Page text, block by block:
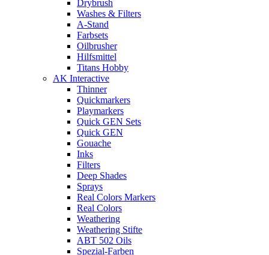
Drybrush
Washes & Filters
A-Stand
Farbsets
Oilbrusher
Hilfsmittel
Titans Hobby
AK Interactive
Thinner
Quickmarkers
Playmarkers
Quick GEN Sets
Quick GEN
Gouache
Inks
Filters
Deep Shades
Sprays
Real Colors Markers
Real Colors
Weathering
Weathering Stifte
ABT 502 Oils
Spezial-Farben